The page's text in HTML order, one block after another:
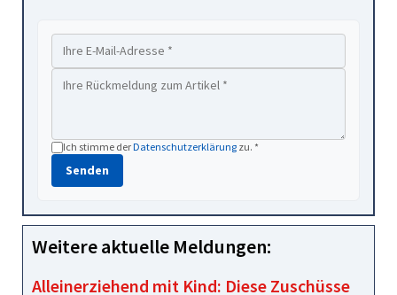
Ich stimme derDatenschutzerklärung zu. *
Senden
Weitere aktuelle Meldungen:
Alleinerziehend mit Kind: Diese Zuschüsse